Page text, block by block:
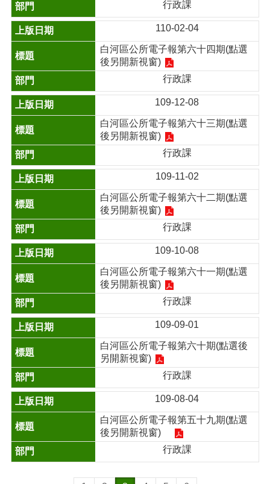
行政課
110-02-04
白河區公所電子報第六十四期(點選
後另開新視窗)
行政課
109-12-08
白河區公所電子報第六十三期(點選
後另開新視窗)
行政課
109-11-02
白河區公所電子報第六十二期(點選
後另開新視窗)
行政課
109-10-08
白河區公所電子報第六十一期(點選
後另開新視窗)
行政課
109-09-01
白河區公所電子報第六十期(點選後
另開新視窗)
行政課
109-08-04
白河區公所電子報第五十九期(點選
後另開新視窗)
行政課